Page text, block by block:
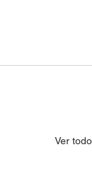
Ver todo